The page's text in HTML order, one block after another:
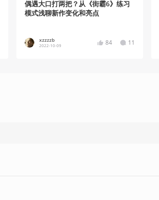
偶遇大口打两把？从《街霸6》练习
模式浅聊新作变化和亮点
xzzzzb
2022-10-09 84 11